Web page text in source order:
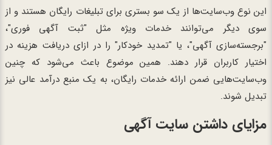
این نوع وب‌سایت‌ها از یک سو بستری برای تبلیغات رایگان هستند و از
سوی دیگر می‌توانند خدمات ویژه مثل "ثبت آگهی فوری"،
"برجسته‌سازی آگهی"، یا "تمدید خودکار" را در ازای دریافت هزینه در
اختیار کاربران قرار دهند. همین موضوع باعث می‌شود که چنین
وب‌سایت‌هایی ضمن ارائه خدمات رایگان، به یک منبع درآمد عالی نیز
تبدیل شوند.
مزایای داشتن سایت آگهی